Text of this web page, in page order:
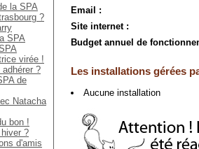
la SPA
?
SPA
virée !
?
de
Natacha
bon !
?
d'amis
Email :
Site internet :
Budget annuel de
Les installations gérées
Aucune installation